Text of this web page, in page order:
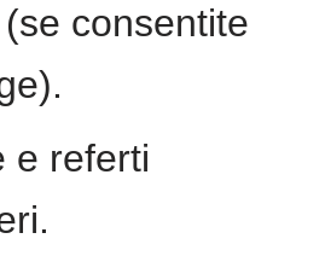
consentite
e referti